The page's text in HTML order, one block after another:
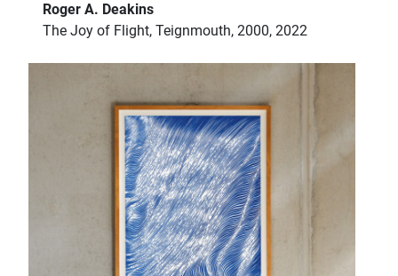
Roger A. Deakins
The Joy of Flight, Teignmouth, 2000, 2022